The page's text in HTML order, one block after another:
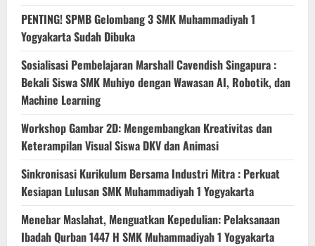
PENTING! SPMB Gelombang 3 SMK Muhammadiyah 1
Yogyakarta Sudah Dibuka
Sosialisasi Pembelajaran Marshall Cavendish Singapura :
Bekali Siswa SMK Muhiyo dengan Wawasan AI, Robotik, dan
Machine Learning
Workshop Gambar 2D: Mengembangkan Kreativitas dan
Keterampilan Visual Siswa DKV dan Animasi
Sinkronisasi Kurikulum Bersama Industri Mitra : Perkuat
Kesiapan Lulusan SMK Muhammadiyah 1 Yogyakarta
Menebar Maslahat, Menguatkan Kepedulian: Pelaksanaan
Ibadah Qurban 1447 H SMK Muhammadiyah 1 Yogyakarta